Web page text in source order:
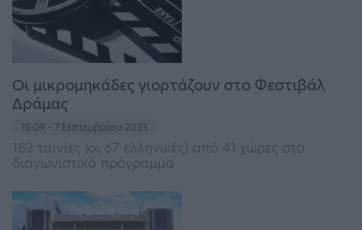
Οι μικρομηκάδες γιορτάζουν στο Φεστιβάλ
Δράμας
15:09 - 7 Σεπτεμβρίου 2023
182 ταινίες (οι 67 ελληνικές) από 41 χώρες στο
διαγωνιστικό πρόγραμμα